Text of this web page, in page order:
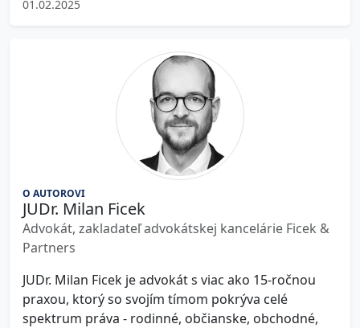
01.02.2025
O AUTOROVI
JUDr. Milan Ficek
Advokát, zakladateľ advokátskej kancelárie Ficek &
Partners
JUDr. Milan Ficek je advokát s viac ako 15-ročnou
praxou, ktorý so svojím tímom pokrýva celé
spektrum práva - rodinné, občianske, obchodné,